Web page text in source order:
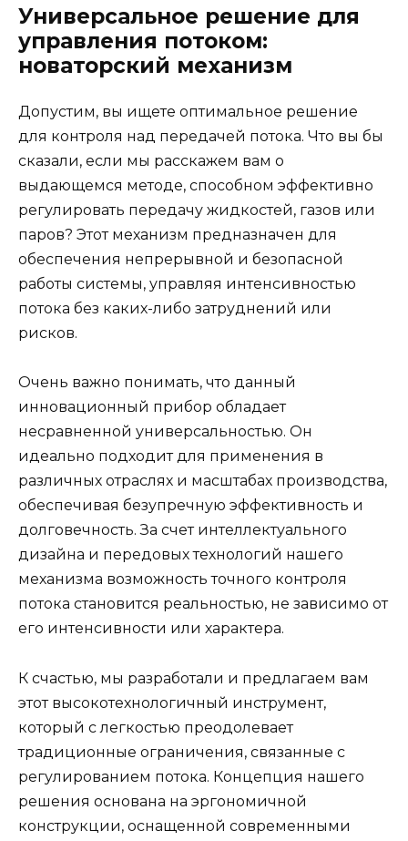
Универсальное решение для
управления потоком:
новаторский механизм
Допустим, вы ищете оптимальное решение
для контроля над передачей потока. Что вы бы
сказали, если мы расскажем вам о
выдающемся методе, способном эффективно
регулировать передачу жидкостей, газов или
паров? Этот механизм предназначен для
обеспечения непрерывной и безопасной
работы системы, управляя интенсивностью
потока без каких-либо затруднений или
рисков.
Очень важно понимать, что данный
инновационный прибор обладает
несравненной универсальностью. Он
идеально подходит для применения в
различных отраслях и масштабах производства,
обеспечивая безупречную эффективность и
долговечность. За счет интеллектуального
дизайна и передовых технологий нашего
механизма возможность точного контроля
потока становится реальностью, не зависимо от
его интенсивности или характера.
К счастью, мы разработали и предлагаем вам
этот высокотехнологичный инструмент,
который с легкостью преодолевает
традиционные ограничения, связанные с
регулированием потока. Концепция нашего
решения основана на эргономичной
конструкции, оснащенной современными